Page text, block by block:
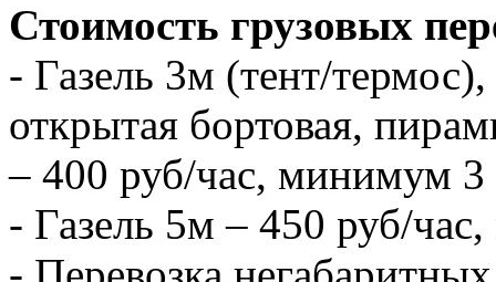
Стоимость грузовых
- Газель 3м (тент/
открытая бортовая,
– 400 руб/час, минимум 3
- Газель 5м – 450 руб/